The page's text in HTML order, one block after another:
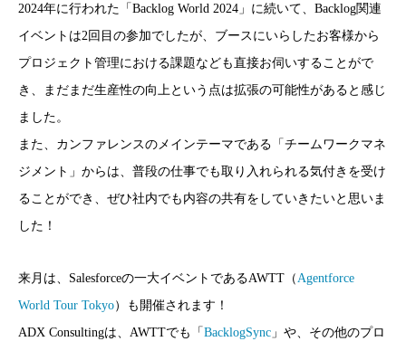
2024年に行われた「Backlog World 2024」に続いて、Backlog関連
イベントは2回目の参加でしたが、ブースにいらしたお客様から
プロジェクト管理における課題なども直接お伺いすることがで
き、まだまだ生産性の向上という点は拡張の可能性があると感じ
ました。
また、カンファレンスのメインテーマである「チームワークマネ
ジメント」からは、普段の仕事でも取り入れられる気付きを受け
ることができ、ぜひ社内でも内容の共有をしていきたいと思いま
した！
来月は、Salesforceの一大イベントであるAWTT（ Agentforce
World Tour Tokyo）も開催されます！
ADX Consultingは、AWTTでも「 BacklogSync 」や、その他のプロ